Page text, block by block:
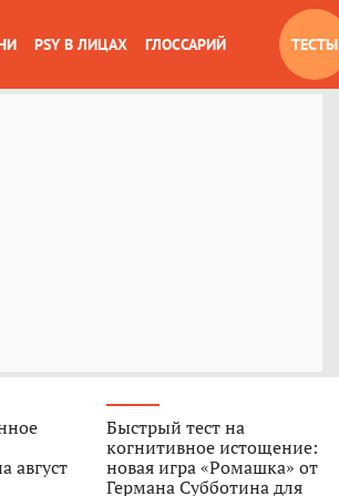
PSY В ЛИЦАХ ГЛОССАРИЙ ТЕСТЫ
август
Быстрый тест на
когнитивное истощение:
новая игра «Ромашка» от
Германа Субботина для